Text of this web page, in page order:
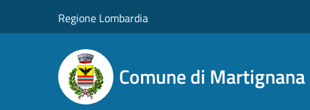
Regione Lombardia
Comune di